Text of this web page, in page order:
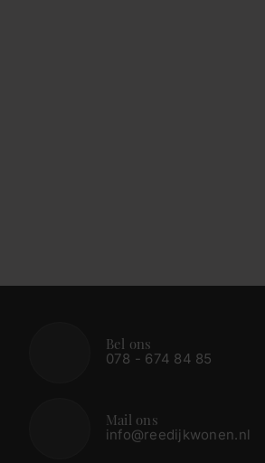
Bel ons
078 - 674 84 85
Mail ons
info@reedijkwonen.nl